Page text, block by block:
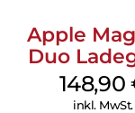
Apple
Duo
Weiß
148,90
inkl. MwSt.